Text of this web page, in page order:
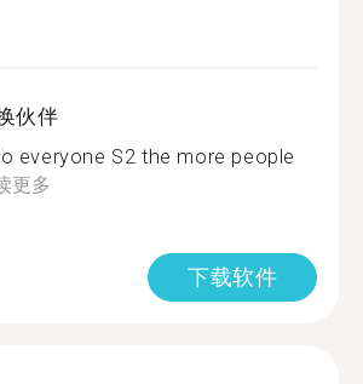
伙伴
everyone S2 the more people
更多
下载软件